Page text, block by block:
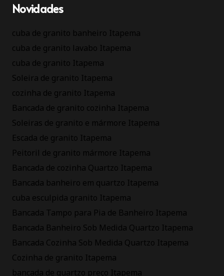
Novidades
cuba de granito banheiro Itapema
cuba de granito lavabo Itapema
cuba de granito Itapema
Soleira de granito Itapema
cozinha de granito Itapema
Bancada de granito cozinha Itapema
Soleiras de granito e mármore Itapema
Escada de granito Itapema
Peitoril de granito mármore Itapema
Bancada de cozinha Quartzo Itapema
Bancada banheiro em quartzo Itapema
cuba esculpida granito Itapema
Bancada Tampo para Pia de Banheiro Itapema
Bancada Banheiro Sob Medida Quartzo Itapema
Bancada Cozinha Sob Medida Quartzo Itapema
Cozinha de granito Itapema
bancada de quartzo preço Itapema